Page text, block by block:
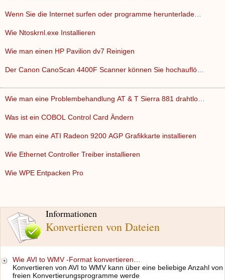
Informationen
Konvertieren von Dateien
Wie AVI to WMV -Format konvertieren…
Konvertieren von AVI to WMV kann über eine beliebige Anzahl von
freien Konvertierungsprogramme werde
Wie Ntoskrnl.exe Installieren
Wie man einen HP Pavilion dv7 Reinigen
Was ist ein COBOL Control Card Ändern
Wie man eine ATI Radeon 9200 AGP Grafikkarte installieren
Wie Ethernet Controller Treiber installieren
Wie WPE Entpacken Pro